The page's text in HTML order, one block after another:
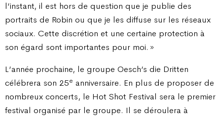
l’instant, il est hors de question que je publie des
portraits de Robin ou que je les diffuse sur les réseaux
sociaux. Cette discrétion et une certaine protection à
son égard sont importantes pour moi. »
L’année prochaine, le groupe Oesch’s die Dritten
célébrera son 25e anniversaire. En plus de proposer de
nombreux concerts, le Hot Shot Festival sera le premier
festival organisé par le groupe. Il se déroulera à